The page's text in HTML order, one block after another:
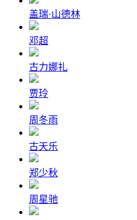
盖瑞·山德林
邓超
古力娜扎
贾玲
周冬雨
古天乐
郑少秋
周星驰